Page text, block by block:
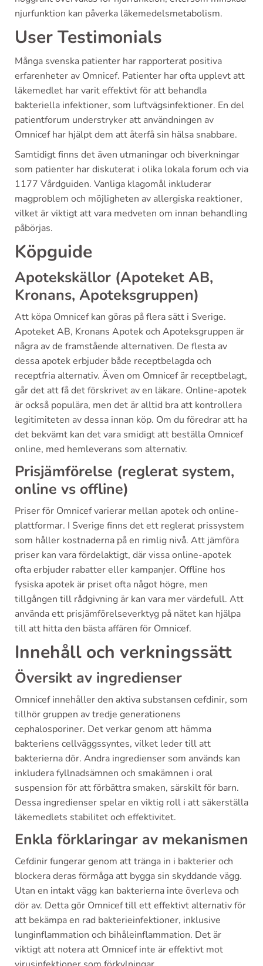
njurfunktion kan påverka läkemedelsmetabolism.
User Testimonials
Många svenska patienter har rapporterat positiva
erfarenheter av Omnicef. Patienter har ofta upplevt att
läkemedlet har varit effektivt för att behandla
bakteriella infektioner, som luftvägsinfektioner. En del
patientforum understryker att användningen av
Omnicef har hjälpt dem att återfå sin hälsa snabbare.
Samtidigt finns det även utmaningar och biverkningar
som patienter har diskuterat i olika lokala forum och via
1177 Vårdguiden. Vanliga klagomål inkluderar
magproblem och möjligheten av allergiska reaktioner,
vilket är viktigt att vara medveten om innan behandling
påbörjas.
Köpguide
Apotekskällor (Apoteket AB,
Kronans, Apoteksgruppen)
Att köpa Omnicef kan göras på flera sätt i Sverige.
Apoteket AB, Kronans Apotek och Apoteksgruppen är
några av de framstående alternativen. De flesta av
dessa apotek erbjuder både receptbelagda och
receptfria alternativ. Även om Omnicef är receptbelagt,
går det att få det förskrivet av en läkare. Online-apotek
är också populära, men det är alltid bra att kontrollera
legitimiteten av dessa innan köp. Om du föredrar att ha
det bekvämt kan det vara smidigt att beställa Omnicef
online, med hemleverans som alternativ.
Prisjämförelse (reglerat system,
online vs offline)
Priser för Omnicef varierar mellan apotek och online-
plattformar. I Sverige finns det ett reglerat prissystem
som håller kostnaderna på en rimlig nivå. Att jämföra
priser kan vara fördelaktigt, där vissa online-apotek
ofta erbjuder rabatter eller kampanjer. Offline hos
fysiska apotek är priset ofta något högre, men
tillgången till rådgivning är kan vara mer värdefull. Att
använda ett prisjämförelseverktyg på nätet kan hjälpa
till att hitta den bästa affären för Omnicef.
Innehåll och verkningssätt
Översikt av ingredienser
Omnicef innehåller den aktiva substansen cefdinir, som
tillhör gruppen av tredje generationens
cephalosporiner. Det verkar genom att hämma
bakteriens cellväggssyntes, vilket leder till att
bakterierna dör. Andra ingredienser som används kan
inkludera fyllnadsämnen och smakämnen i oral
suspension för att förbättra smaken, särskilt för barn.
Dessa ingredienser spelar en viktig roll i att säkerställa
läkemedlets stabilitet och effektivitet.
Enkla förklaringar av mekanismen
Cefdinir fungerar genom att tränga in i bakterier och
blockera deras förmåga att bygga sin skyddande vägg.
Utan en intakt vägg kan bakterierna inte överleva och
dör av. Detta gör Omnicef till ett effektivt alternativ för
att bekämpa en rad bakterieinfektioner, inklusive
lunginflammation och bihåleinflammation. Det är
viktigt att notera att Omnicef inte är effektivt mot